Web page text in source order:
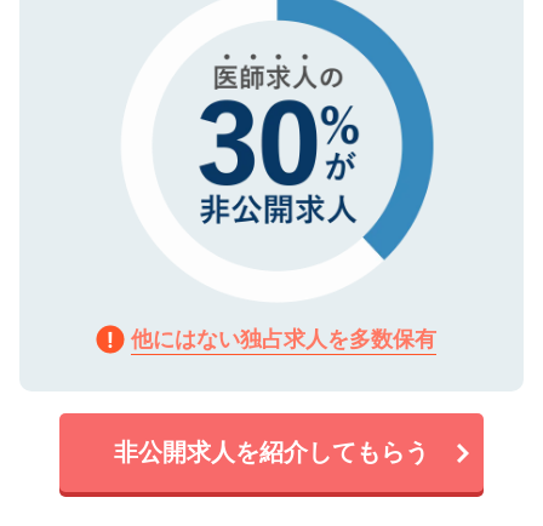
他にはない独占求人を多数保有
非公開求人を紹介してもらう